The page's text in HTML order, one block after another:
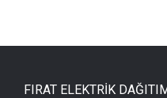
FIRAT ELEKTRİK